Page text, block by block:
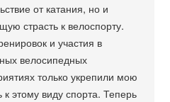
от катания, но и
страсть к велоспорту.
и участия в
велосипедных
только укрепили мою
этому виду спорта. Теперь